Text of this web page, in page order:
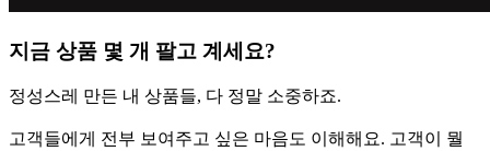
지금 상품 몇 개 팔고 계세요?
정성스레 만든 내 상품들, 다 정말 소중하죠.
고객들에게 전부 보여주고 싶은 마음도 이해해요. 고객이 뭘